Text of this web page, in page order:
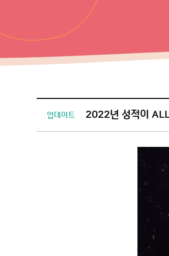
업데이트 2022년 성적이